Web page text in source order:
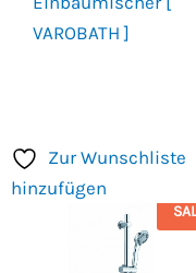
VAROBATH ]
Zur Wunschliste
hinzufügen